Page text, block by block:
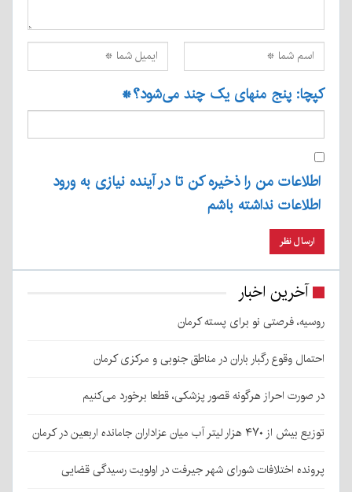
کپچا: پنج منهای یک چند می‌شود؟*
اطلاعات من را ذخیره کن تا در آینده نیازی به ورود
اطلاعات نداشته باشم
آخرین اخبار
روسیه، فرصتی نو برای پسته کرمان
احتمال وقوع رگبار باران در مناطق جنوبی و مرکزی کرمان
در صورت احراز هرگونه قصور پزشکی، قطعا برخورد می‌کنیم
توزیع بیش از ۴۷۰ هزار لیتر آب میان عزاداران جامانده اربعین در کرمان
پرونده اختلافات شورای شهر جیرفت در اولویت رسیدگی قضایی